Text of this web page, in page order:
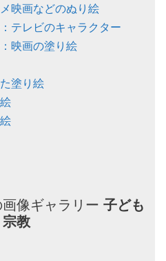
映画などのぬり絵
テレビのキャラクター
映画の塗り絵
塗り絵
像ギャラリー 子ども
宗教